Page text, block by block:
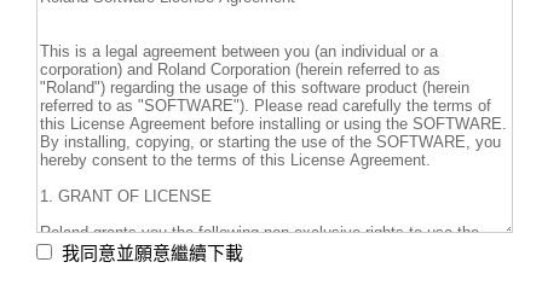
我同意並願意繼續下載